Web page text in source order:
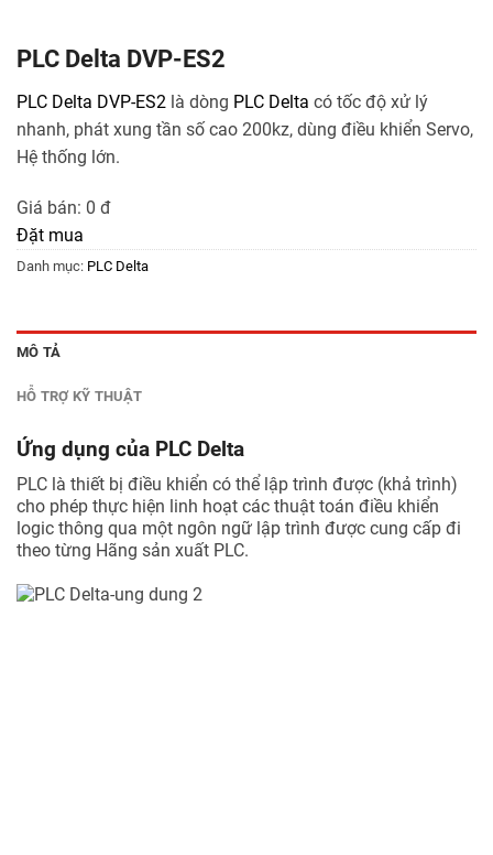
PLC Delta DVP-ES2
PLC Delta DVP-ES2 là dòng PLC Delta có tốc độ xử lý
nhanh, phát xung tần số cao 200kz, dùng điều khiển Servo,
Hệ thống lớn.
Giá bán: 0 đ
Đặt mua
Danh mục: PLC Delta
MÔ TẢ
HỖ TRỢ KỸ THUẬT
Ứng dụng của PLC Delta
PLC là thiết bị điều khiển có thể lập trình được (khả trình)
cho phép thực hiện linh hoạt các thuật toán điều khiển
logic thông qua một ngôn ngữ lập trình được cung cấp đi
theo từng Hãng sản xuất PLC.